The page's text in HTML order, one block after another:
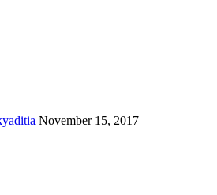
November 15, 2017